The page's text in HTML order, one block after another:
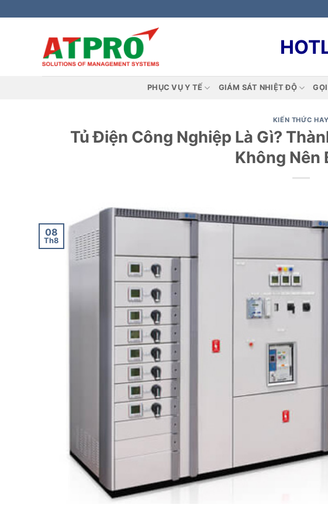
qua
PHỤC VỤ Y TẾ GIÁM SÁT NHIỆT ĐỘ
KIẾN THỨC HAY
Tủ Điện Công Nghiệp Là Gì?
Không Nên
08
Th8